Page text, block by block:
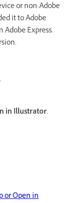
or non-Adobe
it to Adobe
Express.
in Illustrator.
or Open in